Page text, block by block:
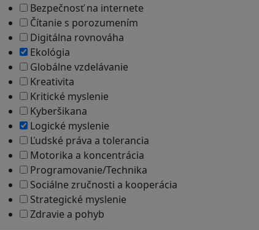
Bezpečnosť na internete
Čítanie s porozumením
Digitálna rovnováha
Ekológia
Globálne vzdelávanie
Kreativita
Kritické myslenie
Kyberšikana
Logické myslenie
Ľudské práva a tolerancia
Motorika a koncentrácia
Programovanie/Technika
Sociálne zručnosti a kooperácia
Strategické myslenie
Zdravie a pohyb